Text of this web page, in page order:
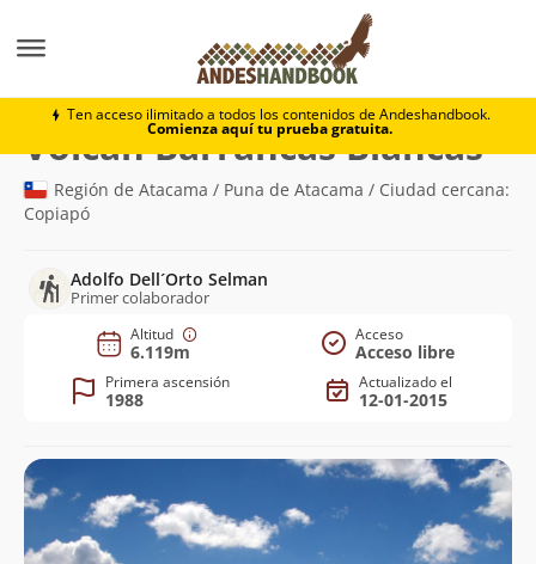
Ten acceso ilimitado a todos los contenidos de Andeshandbook.
Comienza aquí tu prueba gratuita.
Volcán Barrancas Blancas
Volcán Barrancas Blancas
Región de Atacama / Puna de Atacama / Ciudad cercana:
Copiapó
Adolfo Dell´Orto Selman
Primer colaborador
Altitud
6.119m
Acceso
Acceso libre
Primera ascensión
1988
Actualizado el
12-01-2015